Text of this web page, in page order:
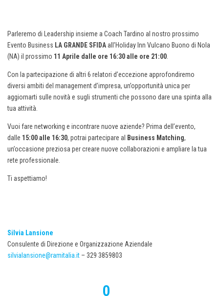
Parleremo di Leadership insieme a Coach Tardino al nostro prossimo
Evento Business LA GRANDE SFIDAall’Holiday Inn Vulcano Buono di Nola
(NA) il prossimo 11 Aprile dalle ore 16:30 alle ore 21:00
Con la partecipazione di altri 6 relatori d’eccezione approfondiremo
diversi ambiti del management d’impresa, un’opportunità unica per
aggiornarti sulle novità e sugli strumenti che possono dare una spinta alla
tua attività.
Vuoi fare networking e incontrare nuove aziende? Prima dell’evento,
dalle 15:00 alle 16:30, potrai partecipare al Business Matching,
un’occasione preziosa per creare nuove collaborazioni e ampliare la tua
rete professionale.
Ti aspettiamo!
Silvia Lansione
Consulente di Direzione e Organizzazione Aziendale
silvialansione@ramitalia.it – 329 3859803
0